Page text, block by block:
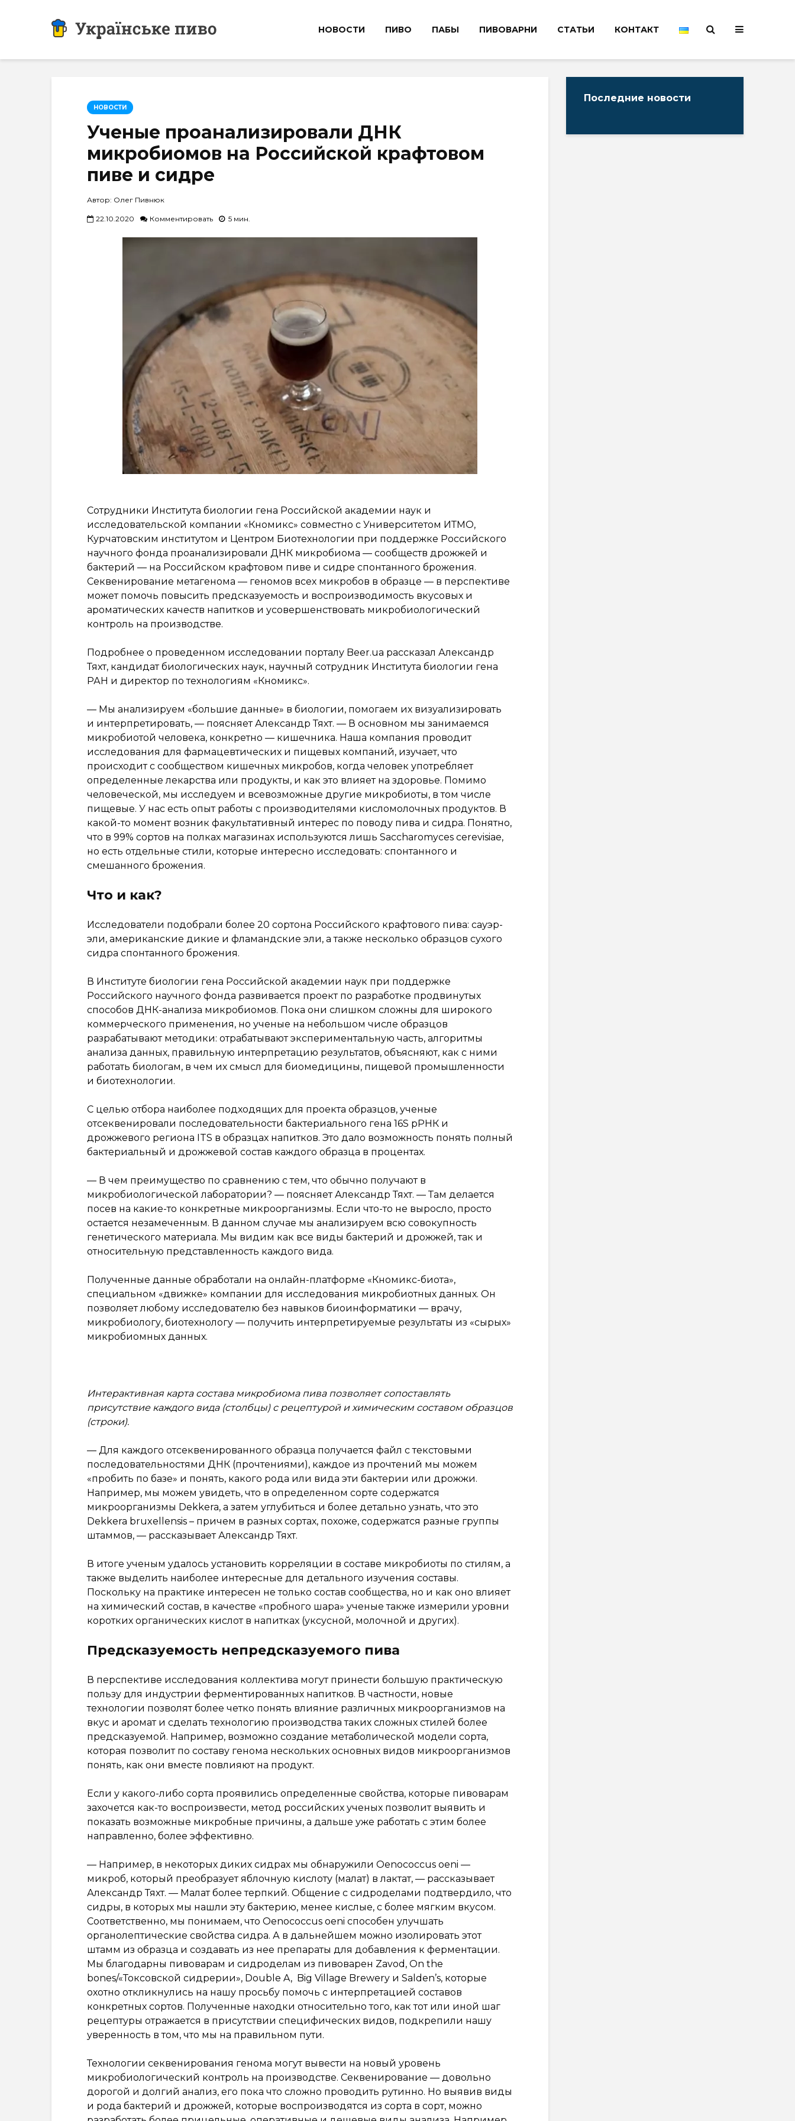
НОВОСТИ ПИВО ПАБЫ ПИВОВАРНИ СТАТЬИ КОНТАКТ
НОВОСТИ
Ученые проанализировали ДНК
микробиомов на Российской крафтовом
пиве и сидре
Автор: Олег Пивнюк
22.10.2020 Комментировать 5 мин.
Сотрудники Института биологии гена Российской академии наук и
исследовательской компании «Кномикс» совместно с Университетом ИТМО,
Курчатовским институтом и Центром Биотехнологии при поддержке Российского
научного фонда проанализировали ДНК микробиома — сообществ дрожжей и
бактерий — на Российском крафтовом пиве и сидре спонтанного брожения.
Секвенирование метагенома — геномов всех микробов в образце — в перспективе
может помочь повысить предсказуемость и воспроизводимость вкусовых и
ароматических качеств напитков и усовершенствовать микробиологический
контроль на производстве.
Подробнее о проведенном исследовании порталу Beer.ua рассказал Александр
Тяхт, кандидат биологических наук, научный сотрудник Института биологии гена
РАН и директор по технологиям «Кномикс».
— Мы анализируем «большие данные» в биологии, помогаем их визуализировать
и интерпретировать, — поясняет Александр Тяхт. — В основном мы занимаемся
микробиотой человека, конкретно — кишечника. Наша компания проводит
исследования для фармацевтических и пищевых компаний, изучает, что
происходит с сообществом кишечных микробов, когда человек употребляет
определенные лекарства или продукты, и как это влияет на здоровье. Помимо
человеческой, мы исследуем и всевозможные другие микробиоты, в том числе
пищевые. У нас есть опыт работы с производителями кисломолочных продуктов. В
какой-то момент возник факультативный интерес по поводу пива и сидра. Понятно,
что в 99% сортов на полках магазинах используются лишь Saccharomyces cerevisiae,
но есть отдельные стили, которые интересно исследовать: спонтанного и
смешанного брожения.
Что и как?
Исследователи подобрали более 20 сортона Российского крафтового пива: сауэр-
эли, американские дикие и фламандские эли, а также несколько образцов сухого
сидра спонтанного брожения.
В Институте биологии гена Российской академии наук при поддержке
Российского научного фонда развивается проект по разработке продвинутых
способов ДНК-анализа микробиомов. Пока они слишком сложны для широкого
коммерческого применения, но ученые на небольшом числе образцов
разрабатывают методики: отрабатывают экспериментальную часть, алгоритмы
анализа данных, правильную интерпретацию результатов, объясняют, как с ними
работать биологам, в чем их смысл для биомедицины, пищевой промышленности
и биотехнологии.
С целью отбора наиболее подходящих для проекта образцов, ученые
отсеквенировали последовательности бактериального гена 16S рРНК и
дрожжевого региона ITS в образцах напитков. Это дало возможность понять полный
бактериальный и дрожжевой состав каждого образца в процентах.
— В чем преимущество по сравнению с тем, что обычно получают в
микробиологической лаборатории? — поясняет Александр Тяхт. — Там делается
посев на какие-то конкретные микроорганизмы. Если что-то не выросло, просто
остается незамеченным. В данном случае мы анализируем всю совокупность
генетического материала. Мы видим как все виды бактерий и дрожжей, так и
относительную представленность каждого вида.
Полученные данные обработали на онлайн-платформе «Кномикс-биота»,
специальном «движке» компании для исследования микробиотных данных. Он
позволяет любому исследователю без навыков биоинформатики — врачу,
микробиологу, биотехнологу — получить интерпретируемые результаты из «сырых»
микробиомных данных.
Интерактивная карта состава микробиома пива позволяет сопоставлять
присутствие каждого вида (столбцы) с рецептурой и химическим составом образцов
(строки).
— Для каждого отсеквенированного образца получается файл с текстовыми
последовательностями ДНК (прочтениями), каждое из прочтений мы можем
«пробить по базе» и понять, какого рода или вида эти бактерии или дрожжи.
Например, мы можем увидеть, что в определенном сорте содержатся
микроорганизмы Dekkera, а затем углубиться и более детально узнать, что это
Dekkera bruxellensis – причем в разных сортах, похоже, содержатся разные группы
штаммов, — рассказывает Александр Тяхт.
В итоге ученым удалось установить корреляции в составе микробиоты по стилям, а
также выделить наиболее интересные для детального изучения составы.
Поскольку на практике интересен не только состав сообщества, но и как оно влияет
на химический состав, в качестве «пробного шара» ученые также измерили уровни
коротких органических кислот в напитках (уксусной, молочной и других).
Предсказуемость непредсказуемого пива
В перспективе исследования коллектива могут принести большую практическую
пользу для индустрии ферментированных напитков. В частности, новые
технологии позволят более четко понять влияние различных микроорганизмов на
вкус и аромат и сделать технологию производства таких сложных стилей более
предсказуемой. Например, возможно создание метаболической модели сорта,
которая позволит по составу генома нескольких основных видов микроорганизмов
понять, как они вместе повлияют на продукт.
Если у какого-либо сорта проявились определенные свойства, которые пивоварам
захочется как-то воспроизвести, метод российских ученых позволит выявить и
показать возможные микробные причины, а дальше уже работать с этим более
направленно, более эффективно.
— Например, в некоторых диких сидрах мы обнаружили Oenococcus oeni —
микроб, который преобразует яблочную кислоту (малат) в лактат, — рассказывает
Александр Тяхт. — Малат более терпкий. Общение с сидроделами подтвердило, что
сидры, в которых мы нашли эту бактерию, менее кислые, с более мягким вкусом.
Соответственно, мы понимаем, что Oenococcus oeni способен улучшать
органолептические свойства сидра. А в дальнейшем можно изолировать этот
штамм из образца и создавать из нее препараты для добавления к ферментации.
Мы благодарны пивоварам и сидроделам из пивоварен Zavod, On the
bones/«Токсовской сидрерии», Double A, Big Village Brewery и Salden’s, которые
охотно откликнулись на нашу просьбу помочь с интерпретацией составов
конкретных сортов. Полученные находки относительно того, как тот или иной шаг
рецептуры отражается в присутствии специфических видов, подкрепили нашу
уверенность в том, что мы на правильном пути.
Технологии секвенирования генома могут вывести на новый уровень
микробиологический контроль на производстве. Секвенирование — довольно
дорогой и долгий анализ, его пока что сложно проводить рутинно. Но выявив виды
и рода бактерий и дрожжей, которые воспроизводятся из сорта в сорт, можно
Последние новости